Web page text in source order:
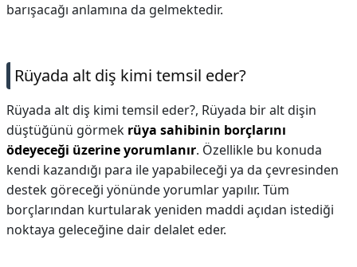
barışacağı anlamına da gelmektedir.
Rüyada alt diş kimi temsil eder?
Rüyada alt diş kimi temsil eder?, Rüyada bir alt dişin
düştüğünü görmek rüya sahibinin borçlarını
ödeyeceği üzerine yorumlanır. Özellikle bu konuda
kendi kazandığı para ile yapabileceği ya da çevresinden
destek göreceği yönünde yorumlar yapılır. Tüm
borçlarından kurtularak yeniden maddi açıdan istediği
noktaya geleceğine dair delalet eder.